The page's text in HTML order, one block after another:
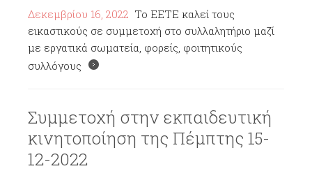
Δεκεμβρίου 16, 2022 Το ΕΕΤΕ καλεί τους
εικαστικούς σε συμμετοχή στο συλλαλητήριο μαζί
με εργατικά σωματεία, φορείς, φοιτητικούς
συλλόγους
Συμμετοχή στην εκπαιδευτική
κινητοποίηση της Πέμπτης 15-
12-2022